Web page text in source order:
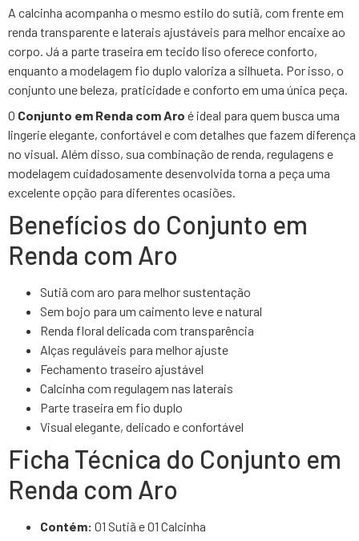
A calcinha acompanha o mesmo estilo do sutiã, com frente em
renda transparente e laterais ajustáveis para melhor encaixe ao
corpo. Já a parte traseira em tecido liso oferece conforto,
enquanto a modelagem fio duplo valoriza a silhueta. Por isso, o
conjunto une beleza, praticidade e conforto em uma única peça.
O Conjunto em Renda com Aro é ideal para quem busca uma
lingerie elegante, confortável e com detalhes que fazem diferença
no visual. Além disso, sua combinação de renda, regulagens e
modelagem cuidadosamente desenvolvida torna a peça uma
excelente opção para diferentes ocasiões.
Benefícios do Conjunto em
Renda com Aro
Sutiã com aro para melhor sustentação
Sem bojo para um caimento leve e natural
Renda floral delicada com transparência
Alças reguláveis para melhor ajuste
Fechamento traseiro ajustável
Calcinha com regulagem nas laterais
Parte traseira em fio duplo
Visual elegante, delicado e confortável
Ficha Técnica do Conjunto em
Renda com Aro
Contém: 01 Sutiã e 01 Calcinha